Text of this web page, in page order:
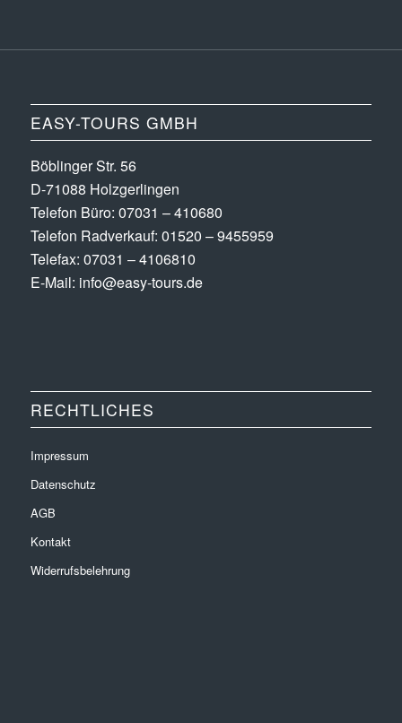
EASY-TOURS GMBH
Böblinger Str. 56
D-71088 Holzgerlingen
Telefon Büro: 07031 – 410680
Telefon Radverkauf: 01520 – 9455959
Telefax: 07031 – 4106810
E-Mail: info@easy-tours.de
RECHTLICHES
Impressum
Datenschutz
AGB
Kontakt
Widerrufsbelehrung